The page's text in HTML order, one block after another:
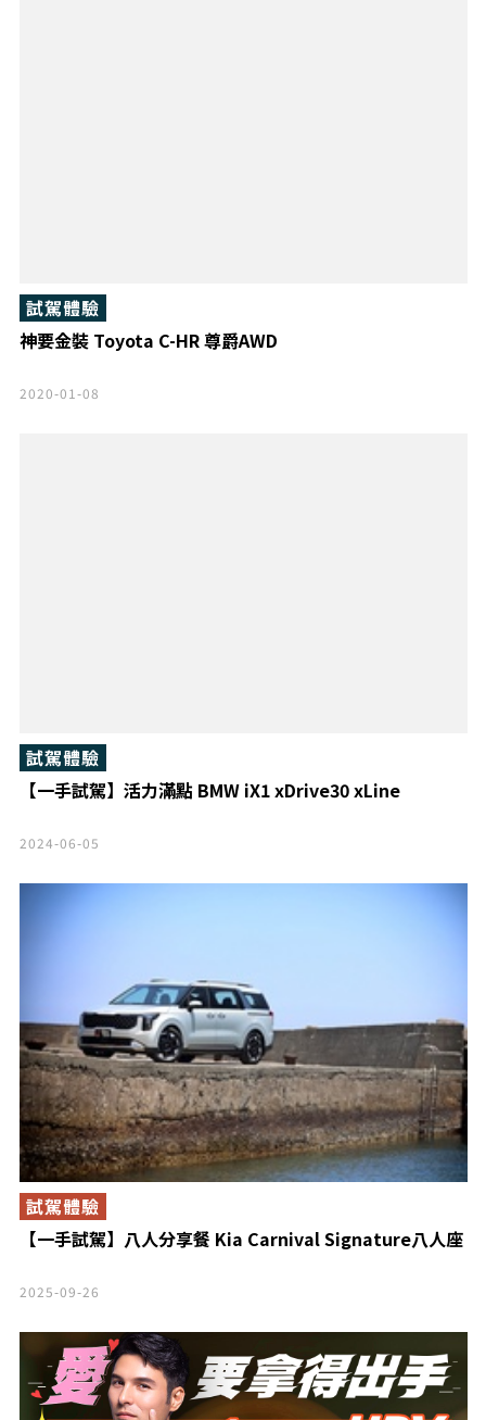
神要金裝 Toyota C-HR 尊爵AWD
試駕體驗
2020-01-08
【一手試駕】活力滿點 BMW iX1 xDrive30 xLine
試駕體驗
2024-06-05
【一手試駕】八人分享餐 Kia Carnival Signature八人座
試駕體驗
2025-09-26